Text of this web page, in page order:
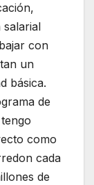
salarial
con
un
básica.
de
como
cada
de